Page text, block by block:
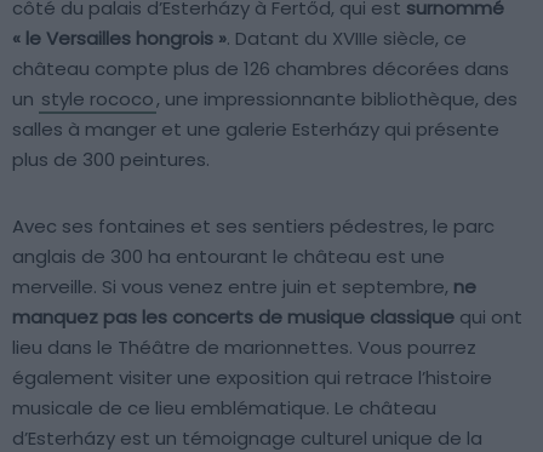
côté du palais d’Esterházy à Fertőd, qui est surnommé
« le Versailles hongrois ». Datant du XVIIIe siècle, ce
château compte plus de 126 chambres décorées dans
un style rococo, une impressionnante bibliothèque, des
salles à manger et une galerie Esterházy qui présente
plus de 300 peintures.
Avec ses fontaines et ses sentiers pédestres, le parc
anglais de 300 ha entourant le château est une
merveille. Si vous venez entre juin et septembre, ne
manquez pas les concerts de musique classique qui ont
lieu dans le Théâtre de marionnettes. Vous pourrez
également visiter une exposition qui retrace l’histoire
musicale de ce lieu emblématique. Le château
d’Esterházy est un témoignage culturel unique de la